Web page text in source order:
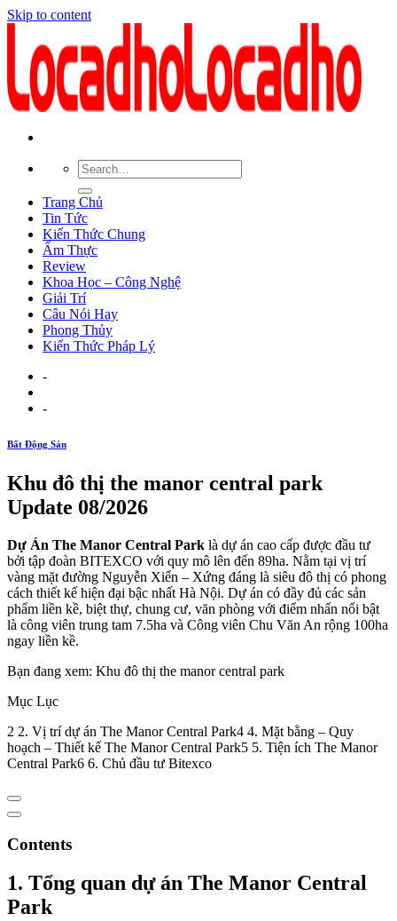
Skip to content
Trang Chủ
Tin Tức
Kiến Thức Chung
Ẩm Thực
Review
Khoa Học – Công Nghệ
Giải Trí
Câu Nói Hay
Phong Thủy
Kiến Thức Pháp Lý
-
-
Bất Động Sản
Khu đô thị the manor central park
Update 08/2026
Dự Án The Manor Central Park là dự án cao cấp được đầu tư
bởi tập đoàn BITEXCO với quy mô lên đến 89ha. Nằm tại vị trí
vàng mặt đường Nguyễn Xiển – Xứng đáng là siêu đô thị có phong
cách thiết kế hiện đại bậc nhất Hà Nội. Dự án có đầy đủ các sản
phẩm liền kề, biệt thự, chung cư, văn phòng với điểm nhấn nổi bật
là công viên trung tam 7.5ha và Công viên Chu Văn An rộng 100ha
ngay liền kề.
Bạn đang xem: Khu đô thị the manor central park
Mục Lục
2 2. Vị trí dự án The Manor Central Park4 4. Mặt bằng – Quy
hoạch – Thiết kế The Manor Central Park5 5. Tiện ích The Manor
Central Park6 6. Chủ đầu tư Bitexco
Contents
1. Tổng quan dự án The Manor Central
Park